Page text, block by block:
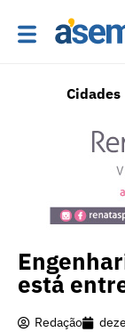
Cidades
está
Redação